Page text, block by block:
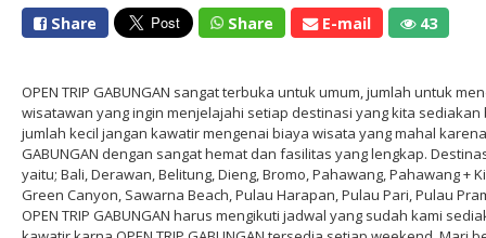
Share Share E-mail 43
OPEN TRIP GABUNGAN sangat terbuka untuk umum, jumlah untuk
wisatawan yang ingin menjelajahi setiap destinasi yang kita
jumlah kecil jangan kawatir mengenai biaya wisata yang mahal
GABUNGAN dengan sangat hemat dan fasilitas yang lengkap.
yaitu; Bali, Derawan, Belitung, Dieng, Bromo, Pahawang, Pahawang +
Green Canyon, Sawarna Beach, Pulau Harapan, Pulau Pari, Pulau
OPEN TRIP GABUNGAN harus mengikuti jadwal yang sudah kami